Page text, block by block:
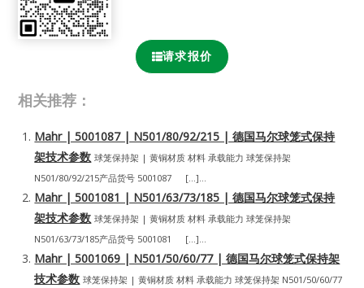
请求报价
相关推荐：
Mahr | 5001087 | N501/80/92/215 | 德国马尔球笼式保持
架技术参数 球笼保持架 | 黄铜材质 材料 承载能力 球笼保持架
N501/80/92/215产品货号 5001087 […]...
Mahr | 5001081 | N501/63/73/185 | 德国马尔球笼式保持
架技术参数 球笼保持架 | 黄铜材质 材料 承载能力 球笼保持架
N501/63/73/185产品货号 5001081 […]...
Mahr | 5001069 | N501/50/60/77 | 德国马尔球笼式保持架
技术参数 球笼保持架 | 黄铜材质 材料 承载能力 球笼保持架 N501/50/60/77